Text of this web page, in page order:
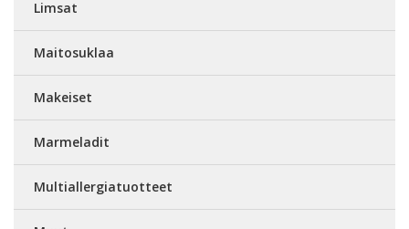
Limsat
Maitosuklaa
Makeiset
Marmeladit
Multiallergiatuotteet